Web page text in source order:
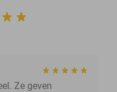
Ze geven